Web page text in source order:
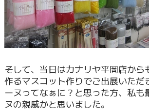
そして、当日はカナリヤ平岡店から
作るマスコット作りでご出展いただ
ーヌってなぁに？と思った方、私も
ヌの親戚かと思いました。